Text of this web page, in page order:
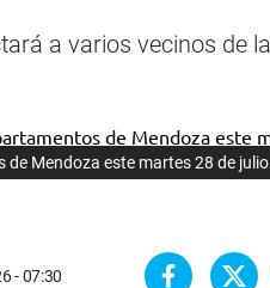
a varios vecinos de
Mendoza este martes 28 de
- 07:30